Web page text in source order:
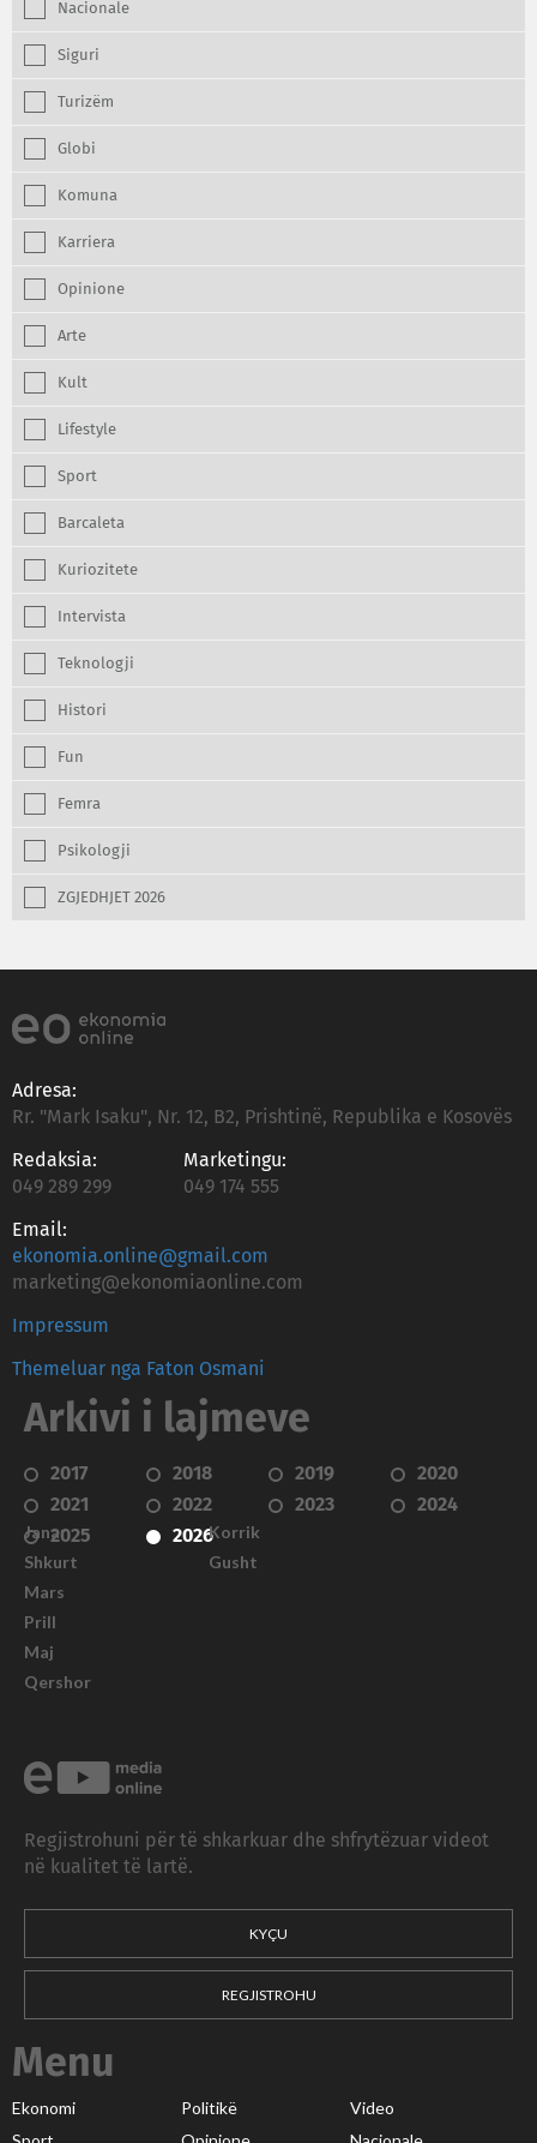
Nacionale
Siguri
Turizëm
Globi
Komuna
Karriera
Opinione
Arte
Kult
Lifestyle
Sport
Barcaleta
Kuriozitete
Intervista
Teknologji
Histori
Fun
Femra
Psikologji
ZGJEDHJET 2026
Adresa:
Rr. "Mark Isaku", Nr. 12, B2, Prishtinë, Republika e Kosovës
Redaksia:
049 289 299
Marketingu:
049 174 555
Email:
ekonomia.online@gmail.com
marketing@ekonomiaonline.com
Impressum
Themeluar nga Faton Osmani
Arkivi i lajmeve
2017 2018 2019
2020
2021
2022 2023
2024
2025
2026
Janar
Shkurt
Mars
Prill
Maj
Qershor
Korrik
Gusht
Regjistrohuni për të shkarkuar dhe shfrytëzuar videot
në kualitet të lartë.
KYÇU
REGJISTROHU
Menu
Ekonomi Politikë
Video